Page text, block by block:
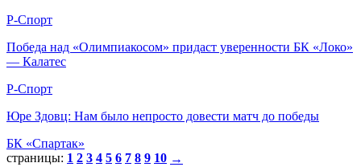
Р-Спорт
Победа над «Олимпиакосом» придаст уверенности БК «Локо»
— Калатес
Р-Спорт
Юре Здовц: Нам было непросто довести матч до победы
БК «Спартак»
страницы: 1 2 3 4 5 6 7 8 9 10 →